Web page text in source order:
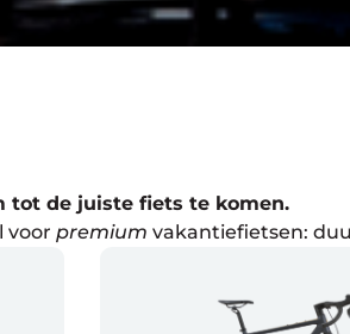
tot de juiste fiets te komen.
voor premium vakantiefietsen: